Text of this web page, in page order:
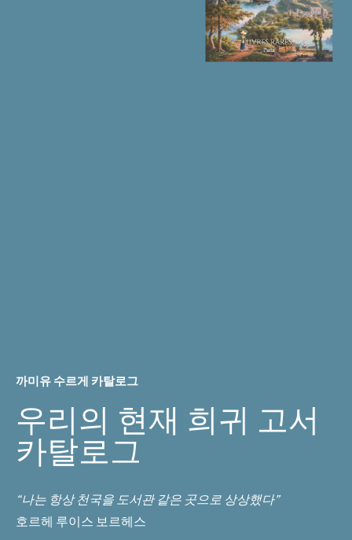
까미유 수르게 카탈로그
우리의 현재 희귀 고서
카탈로그
“나는 항상 천국을 도서관 같은 곳으로 상상했다”
호르헤 루이스 보르헤스